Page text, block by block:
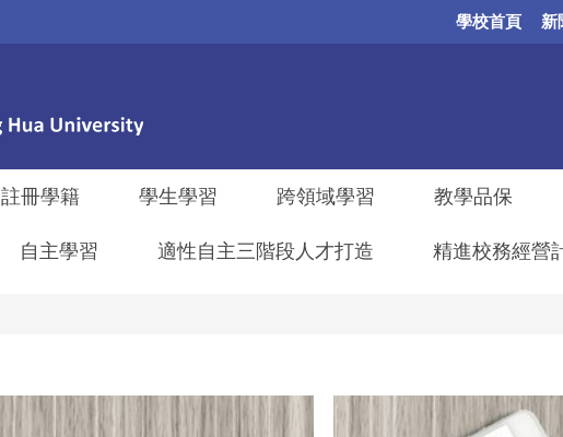
學校首頁 新
註冊學籍 學生學習 跨領域學習 教學品保
自主學習 適性自主三階段人才打造 精進校務經營